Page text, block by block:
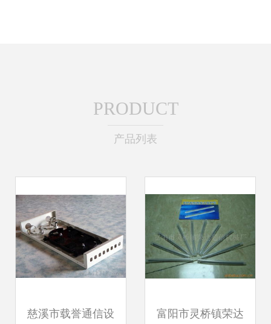
PRODUCT
产品列表
慈溪市载誉通信设 富阳市灵桥镇荣达